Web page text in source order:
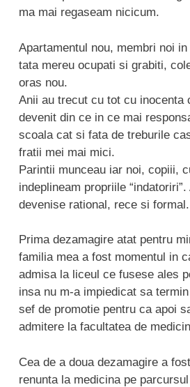
ma mai regaseam nicicum.
Apartamentul nou, membri noi
tata mereu ocupati si grabiti,
oras nou.
Anii au trecut cu tot cu inocenta
devenit din ce in ce mai
scoala cat si fata de treburile
fratii mei mai mici.
Parintii munceau iar noi, copiii,
indeplineam propriile
devenise rational, rece si formal.
Prima dezamagire atat pentru
familia mea a fost momentul in
admisa la liceul ce fusese ales
insa nu m-a impiedicat sa
sef de promotie pentru ca apoi
admitere la facultatea de
Cea de a doua dezamagire a
renunta la medicina pe